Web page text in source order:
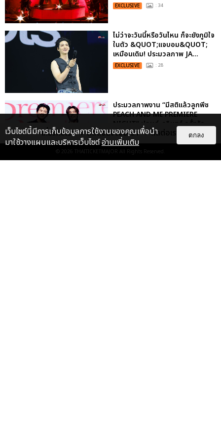
EXCLUSIVE : 34
ไม่ว่าจะวันนี้หรือวันไหน ก็จะยังภูมิใจ
ในตัว &QUOT;แจบอม&QUOT;
เหมือนเดิม! ประมวลภาพ JA...
EXCLUSIVE : 28
ประมวลภาพงาน “มีสติแล้วลูกพีช
PEACH AND ME PREMIERE
NIGHT” ปอนด์-ภูวินทร์ คลั่งรัก
หวา...
EXCLUSIVE : 16
เกี่ยวกับเรา ติดต่อลงโฆษณา ติดต่อเรา
© 2026 THAITICKETMAJOR All Rights Reserved.
เว็บไซต์นี้มีการเก็บข้อมูลการใช้งานของคุณเพื่อนำ
มาใช้วางแผนและบริหารเว็บไซต์อ่านเพิ่มเติม
ตกลง